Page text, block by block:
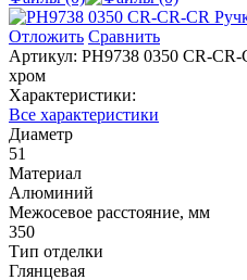
Отложить Сравнить
Артикул: PH9738 0350 CR-CR-
хром
Характеристики:
Все характеристики
Диаметр
51
Материал
Алюминий
Межосевое расстояние, мм
350
Тип отделки
Глянцевая